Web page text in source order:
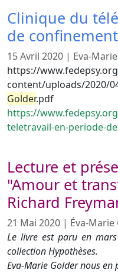
Clinique du
de confinement
15 Avril 2020 | Eva-
https://
content/uploads/2020/
Golder.pdf
https://
teletravail-en-periode-
Lecture et
"Amour et
Richard
21 Mai 2020 | Éva-Marie
Le livre est paru en
collection Hypothèses.
Eva-Marie Golder nous en